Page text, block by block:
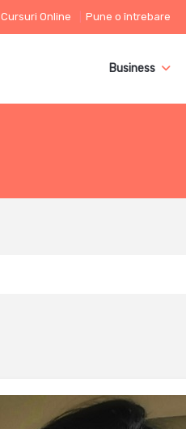
Cursuri Online Pune o întrebare
Business